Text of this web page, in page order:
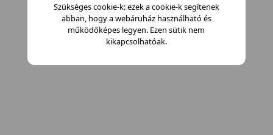
Szükséges cookie-k: ezek a cookie-k segítenek
abban, hogy a webáruház használható és
működőképes legyen. Ezen sütik nem
kikapcsolhatóak.